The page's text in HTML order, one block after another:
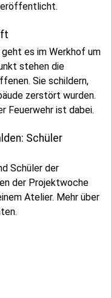
es im Werkhof um
stehen die
Sie schildern,
zerstört wurden.
Feuerwehr ist dabei.
play_circleAudio anhören
Schüler
Schüler der
der Projektwoche
Atelier. Mehr über